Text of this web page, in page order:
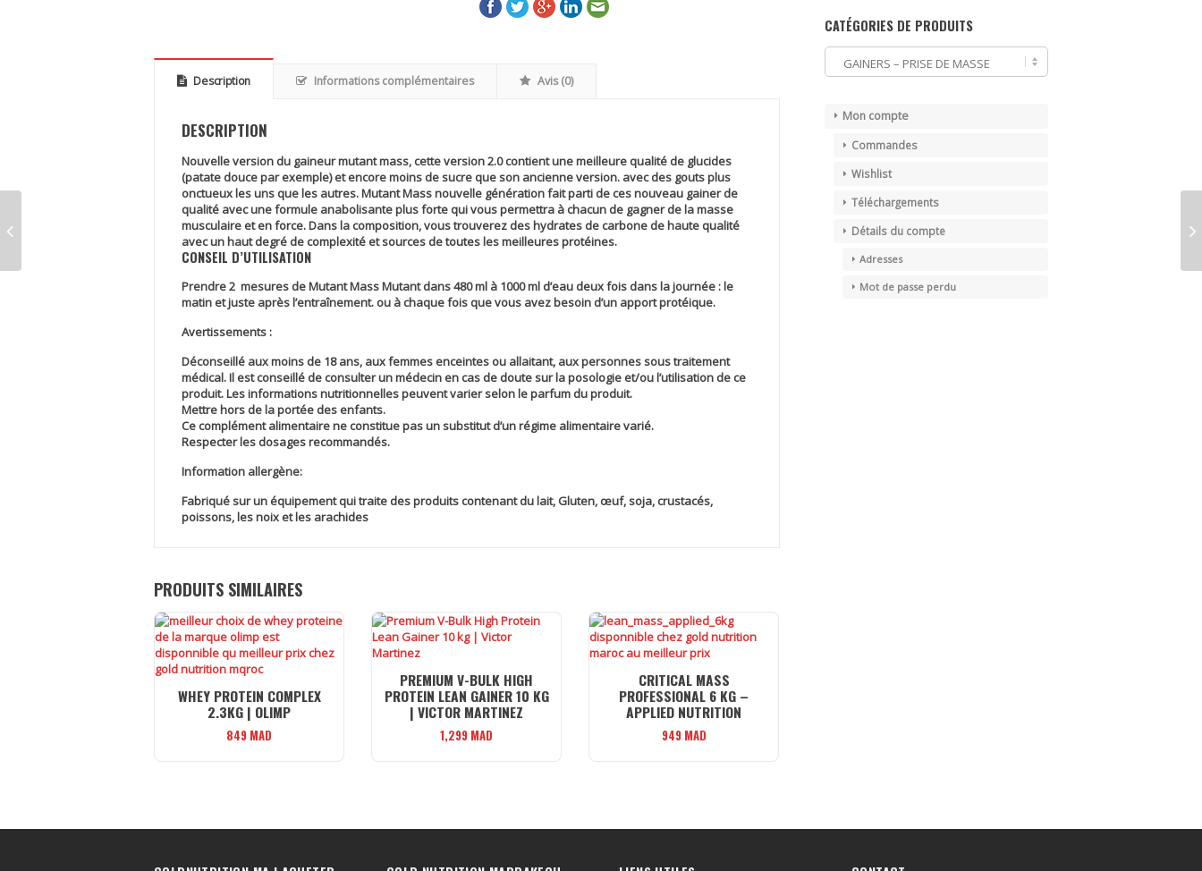
Description Informations complémentaires Avis (0)
DESCRIPTION
Nouvelle version du gaineur mutant mass, cette version 2.0 contient une meilleure qualité de glucides
(patate douce par exemple) et encore moins de sucre que son ancienne version. avec des gouts plus
onctueux les uns que les autres. Mutant Mass nouvelle génération fait parti de ces nouveau gainer de
qualité avec une formule anabolisante plus forte qui vous permettra à chacun de gagner de la masse
musculaire et en force. Dans la composition, vous trouverez des hydrates de carbone de haute qualité
avec un haut degré de complexité et sources de toutes les meilleures protéines.
CONSEIL D’UTILISATION
Prendre 2 mesures de Mutant Mass Mutant dans 480 ml à 1000 ml d’eau deux fois dans la journée : le
matin et juste après l’entraînement. ou à chaque fois que vous avez besoin d’un apport protéique.
Avertissements :
Déconseillé aux moins de 18 ans, aux femmes enceintes ou allaitant, aux personnes sous traitement
médical. Il est conseillé de consulter un médecin en cas de doute sur la posologie et/ou l’utilisation de ce
produit. Les informations nutritionnelles peuvent varier selon le parfum du produit.
Mettre hors de la portée des enfants.
Ce complément alimentaire ne constitue pas un substitut d’un régime alimentaire varié.
Respecter les dosages recommandés.
Information allergène:
Fabriqué sur un équipement qui traite des produits contenantdu lait, Gluten, œuf, soja, crustacés,
poissons, les noix et les arachides
PRODUITS SIMILAIRES
WHEY PROTEIN COMPLEX
2.3KG | OLIMP
849 MAD
PREMIUM V-BULK HIGH
PROTEIN LEAN GAINER 10 KG
| VICTOR MARTINEZ
1,299 MAD
CRITICAL MASS
PROFESSIONAL 6 KG –
APPLIED NUTRITION
949 MAD
CATÉGORIES DE PRODUITS
Mon compte
Commandes
Wishlist
Téléchargements
Détails du compte
Adresses
Mot de passe perdu